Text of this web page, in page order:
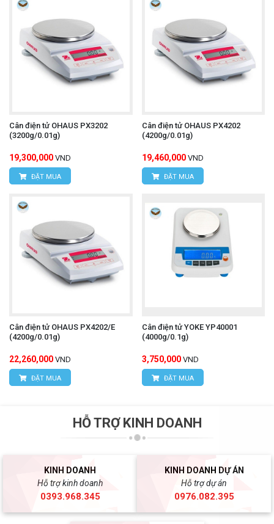
Cân điện tử OHAUS PX3202
(3200g/0.01g)
19,300,000 VND
ĐẶT MUA
Cân điện tử OHAUS PX4202
(4200g/0.01g)
19,460,000 VND
ĐẶT MUA
Cân điện tử OHAUS PX4202/E
(4200g/0.01g)
22,260,000 VND
ĐẶT MUA
Cân điện tử YOKE YP40001
(4000g/0.1g)
3,750,000 VND
ĐẶT MUA
HỖ TRỢ KINH DOANH
KINH DOANH
Hỗ trợ kinh doanh
0393.968.345
KINH DOANH DỰ ÁN
Hỗ trợ dự án
0976.082.395